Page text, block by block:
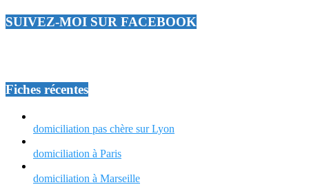
SUIVEZ-MOI SUR FACEBOOK
Fiches récentes
domiciliation pas chère sur Lyon
domiciliation à Paris
domiciliation à Marseille